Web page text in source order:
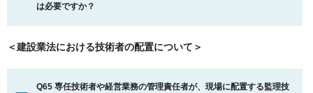
は必要ですか？
＜建設業法における技術者の配置について＞
Q65 専任技術者や経営業務の管理責任者が、現場に配置する監理技